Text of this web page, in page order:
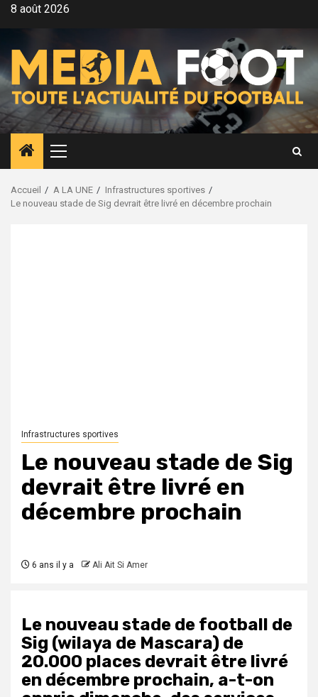
Aller8 août 2026
Menu
principal
Accueil A LA UNE
Infrastructures sportives
Le nouveau stade de Sig devrait être livré en décembre prochain
Infrastructures sportives
Le nouveau stade de Sig
devrait être livré en
décembre prochain
6 ans il y a Ali Ait Si Amer
Le nouveau stade de football de
Sig (wilaya de Mascara) de
20.000 places devrait être livré
en décembre prochain, a-t-on